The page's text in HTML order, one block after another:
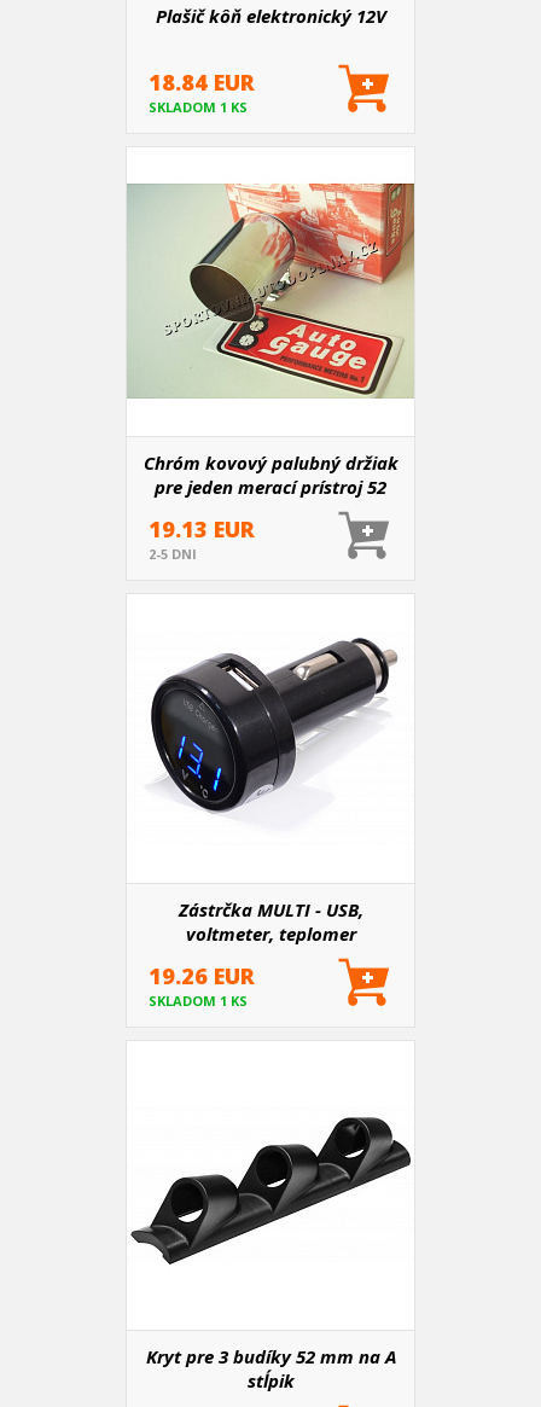
Plašič kôň elektronický 12V
18.84 EUR
SKLADOM 1 KS
Chróm kovový palubný držiak
pre jeden merací prístroj 52
19.13 EUR
2-5 DNI
Zástrčka MULTI - USB,
voltmeter, teplomer
19.26 EUR
SKLADOM 1 KS
Kryt pre 3 budíky 52 mm na A
stĺpik